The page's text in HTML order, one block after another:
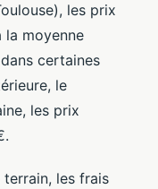
les prix
la moyenne
certaines
le
les prix
terrain, les frais